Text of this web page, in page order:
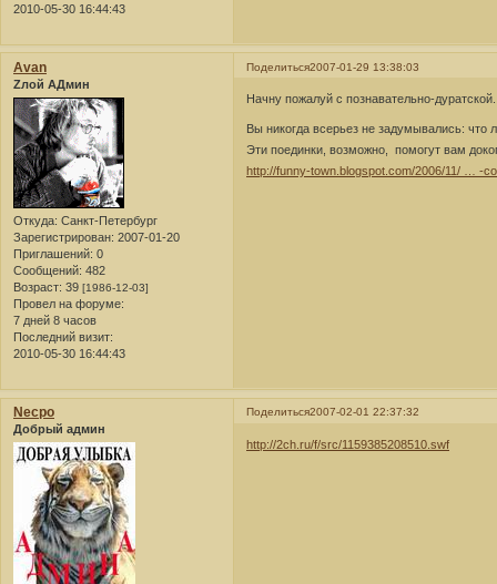
2010-05-30 16:44:43
Поделиться2007-01-29 13:38:03
Avan
Zлой АДмин
Откуда: Санкт-Петербург
Зарегистрирован: 2007-01-20
Приглашений: 0
Сообщений: 482
Возраст: 39 [1986-12-03]
Провел на форуме:
7 дней 8 часов
Последний визит:
2010-05-30 16:44:43
Начну пожалуй с познавательно-дуратской.
Вы никогда всерьез не задумывались:
Эти поединки, возможно, помогут вам
http://funny-town.blogspot.com/2006/11/ … -
Поделиться2007-02-01 22:37:32
Necpo
Добрый админ
http://2ch.ru/f/src/1159385208510.swf